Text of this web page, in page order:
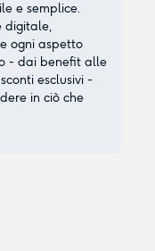
e semplice.
digitale,
ogni aspetto
- dai benefit alle
esclusivi -
in ciò che